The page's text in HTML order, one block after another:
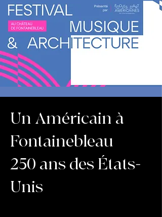
Un Américain à
Fontainebleau
250 ans des États-
Unis